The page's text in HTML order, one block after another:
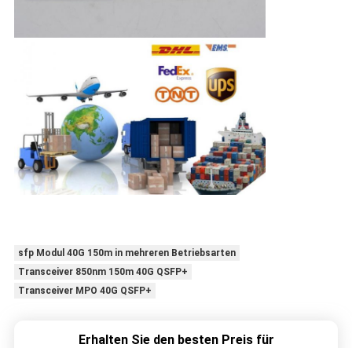
sfp Modul 40G 150m in mehreren Betriebsarten
Transceiver 850nm 150m 40G QSFP+
Transceiver MPO 40G QSFP+
Erhalten Sie den besten Preis für